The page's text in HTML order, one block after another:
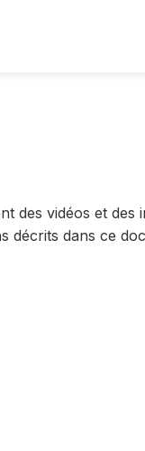
des vidéos et des
décrits dans ce